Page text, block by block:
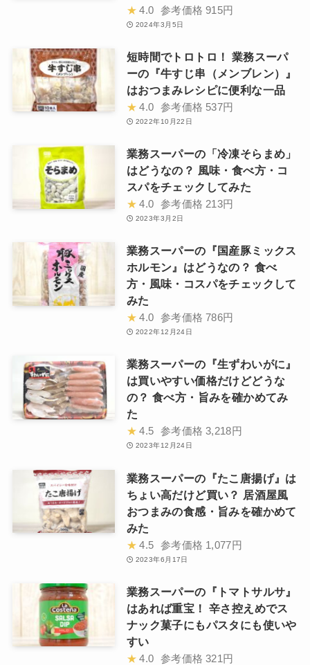
★ 4.0 参考価格 915円
2024年3月5日
短時間でトロトロ！ 業務スーパ
ーの『牛すじ串（メンブレン）』
はおつまみレシピに便利な一品
★ 4.0 参考価格 537円
2022年10月22日
業務スーパーの「冷凍そらまめ」
はどうなの？ 風味・食べ方・コ
スパをチェックしてみた
★ 4.0 参考価格 213円
2023年3月2日
業務スーパーの『国産豚ミックス
ホルモン』はどうなの？ 食べ
方・風味・コスパをチェックして
みた
★ 4.0 参考価格 786円
2022年12月24日
業務スーパーの『生ずわいがに』
は買いやすい価格だけどどうな
の？ 食べ方・旨みを確かめてみ
た
★ 4.5 参考価格 3,218円
2023年12月24日
業務スーパーの『たこ唐揚げ』は
ちょい高だけど買い？ 居酒屋風
おつまみの食感・旨みを確かめて
みた
★ 4.5 参考価格 1,077円
2023年6月17日
業務スーパーの『トマトサルサ』
はあれば重宝！ 辛さ控えめでス
ナック菓子にもパスタにも使いや
すい
★ 4.0 参考価格 321円